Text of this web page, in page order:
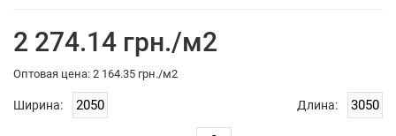
2 274.14 грн./м2
Оптовая цена: 2 164.35 грн./м2
Ширина: Длина: